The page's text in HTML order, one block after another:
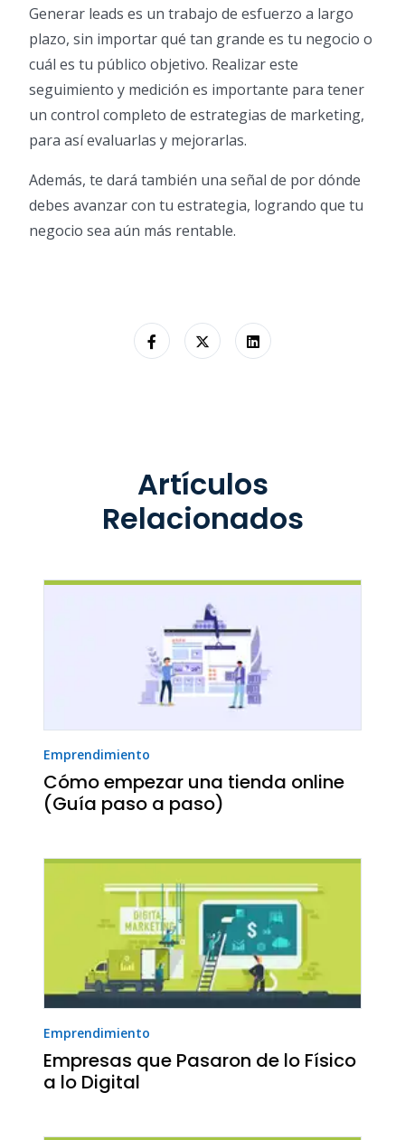
Generar leads es un trabajo de esfuerzo a largo
plazo, sin importar qué tan grande es tu negocio o
cuál es tu público objetivo. Realizar este
seguimiento y medición es importante para tener
un control completo de estrategias de marketing,
para así evaluarlas y mejorarlas.
Además, te dará también una señal de por dónde
debes avanzar con tu estrategia, logrando que tu
negocio sea aún más rentable.
Artículos
Relacionados
Emprendimiento
Cómo empezar una tienda online
(Guía paso a paso)
Emprendimiento
Empresas que Pasaron de lo Físico
a lo Digital